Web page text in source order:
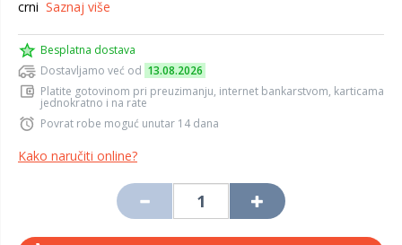
crni Saznaj više
Besplatna dostava
Dostavljamo već od 13.08.2026
Platite gotovinom pri preuzimanju, internet bankarstvom, karticama
jednokratno i na rate
Povrat robe moguć unutar 14 dana
Kako naručiti online?